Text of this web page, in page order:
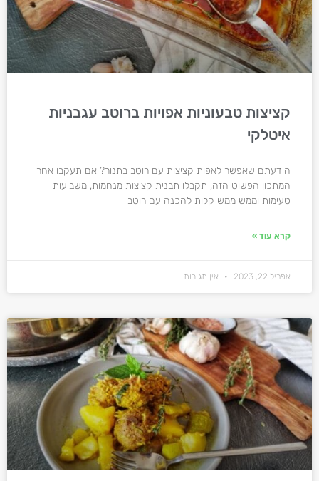
קציצות טבעוניות אפויות ברוטב עגבניות
איטלקי
הידעתם שאפשר לאפות קציצות עם רוטב בתנור? אם תעקבו אחר
המתכון הפשוט הזה, תקבלו תבנית קציצות מנחמות, משביעות
טעימות וממש ממש קלות להכנה עם רוטב
קרא עוד »
אפריל 22, 2023 אין תגובות